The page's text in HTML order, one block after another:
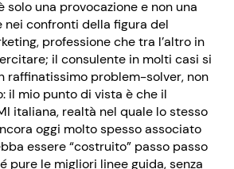
solo una provocazione e non una
nei confronti della figura del
professione che tra l’altro in
il consulente in molti casi si
raffinatissimo problem-solver, non
il mio punto di vista è che il
italiana, realtà nel quale lo stesso
oggi molto spesso associato
essere “costruito” passo passo
pure le migliori linee guida, senza